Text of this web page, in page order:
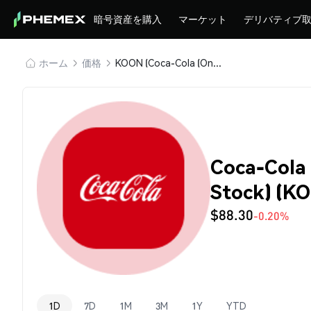
暗号資産を購入 マーケット デリバティブ
ホーム 価格 KOON (Coca-Cola (Ondo Tokenized Stock))
Coca-
Stock)
$88.30-0.20%
1D 7D 1M 3M 1Y YTD